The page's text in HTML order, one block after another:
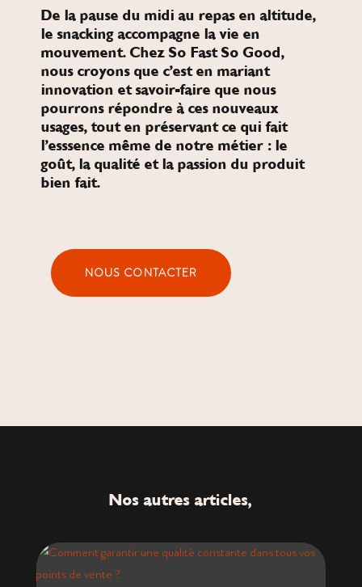
De la pause du midi au repas en altitude,
le snacking accompagne la vie en
mouvement. Chez So Fast So Good,
nous croyons que c’est en mariant
innovation et savoir-faire que nous
pourrons répondre à ces nouveaux
usages, tout en préservant ce qui fait
l’esssence même de notre métier : le
goût, la qualité et la passion du produit
bien fait.
NOUS CONTACTER
Nos autres articles,